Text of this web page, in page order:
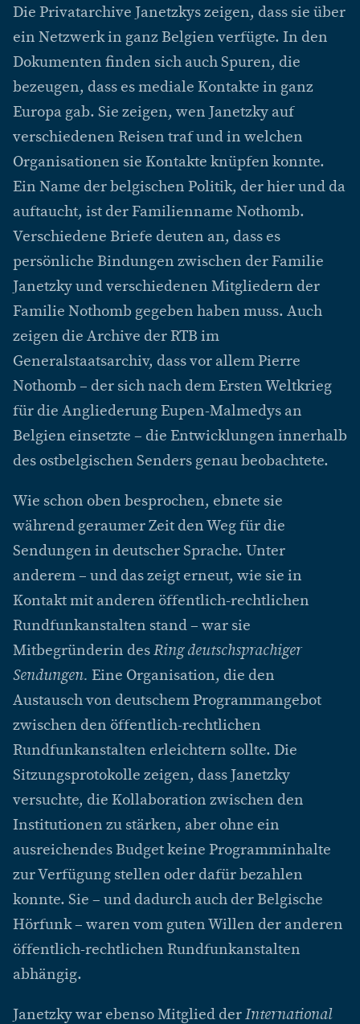
Die Privatarchive Janetzkys zeigen, dass sie über
ein Netzwerk in ganz Belgien verfügte. In den
Dokumenten finden sich auch Spuren, die
bezeugen, dass es mediale Kontakte in ganz
Europa gab. Sie zeigen, wen Janetzky auf
verschiedenen Reisen traf und in welchen
Organisationen sie Kontakte knüpfen konnte.
Ein Name der belgischen Politik, der hier und da
auftaucht, ist der Familienname Nothomb.
Verschiedene Briefe deuten an, dass es
persönliche Bindungen zwischen der Familie
Janetzky und verschiedenen Mitgliedern der
Familie Nothomb gegeben haben muss. Auch
zeigen die Archive der RTB im
Generalstaatsarchiv, dass vor allem Pierre
Nothomb – der sich nach dem Ersten Weltkrieg
für die Angliederung Eupen-Malmedys an
Belgien einsetzte – die Entwicklungen innerhalb
des ostbelgischen Senders genau beobachtete.
Wie schon oben besprochen, ebnete sie
während geraumer Zeit den Weg für die
Sendungen in deutscher Sprache. Unter
anderem – und das zeigt erneut, wie sie in
Kontakt mit anderen öffentlich-rechtlichen
Rundfunkanstalten stand – war sie
Mitbegründerin des Ring deutschsprachiger
Sendungen. Eine Organisation, die den
Austausch von deutschem Programmangebot
zwischen den öffentlich-rechtlichen
Rundfunkanstalten erleichtern sollte. Die
Sitzungsprotokolle zeigen, dass Janetzky
versuchte, die Kollaboration zwischen den
Institutionen zu stärken, aber ohne ein
ausreichendes Budget keine Programminhalte
zur Verfügung stellen oder dafür bezahlen
konnte. Sie – und dadurch auch der Belgische
Hörfunk – waren vom guten Willen der anderen
öffentlich-rechtlichen Rundfunkanstalten
abhängig.
Janetzky war ebenso Mitglied der International